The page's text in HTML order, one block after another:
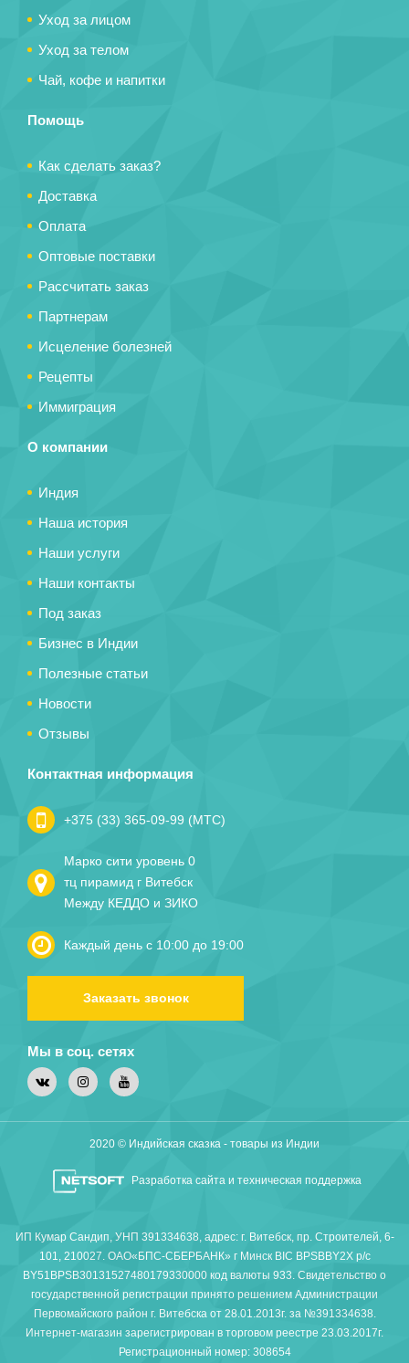
Уход за лицом
Уход за телом
Чай, кофе и напитки
Помощь
Как сделать заказ?
Доставка
Оплата
Оптовые поставки
Рассчитать заказ
Партнерам
Исцеление болезней
Рецепты
Иммиграция
О компании
Индия
Наша история
Наши услуги
Наши контакты
Под заказ
Бизнес в Индии
Полезные статьи
Новости
Отзывы
Контактная информация
+375 (33) 365-09-99 (МТС)
Марко сити уровень 0
тц пирамид г Витебск
Между КЕДДО и ЗИКО
Каждый день с 10:00 до 19:00
Заказать звонок
Мы в соц. сетях
Разработка сайта и техническая поддержка
2020 © Индийская сказка - товары из Индии
ИП Кумар Сандип, УНП 391334638, адрес: г. Витебск, пр. Строителей, 6-
101, 210027. ОАО«БПС-СБЕРБАНК» г Минск BIC BPSBBY2X р/с
BY51BPSB30131527480179330000 код валюты 933. Свидетельство о
государственной регистрации принято решением Администрации
Первомайского район г. Витебска от 28.01.2013г. за №391334638.
Интернет-магазин зарегистрирован в торговом реестре 23.03.2017г.
Регистрационный номер: 308654